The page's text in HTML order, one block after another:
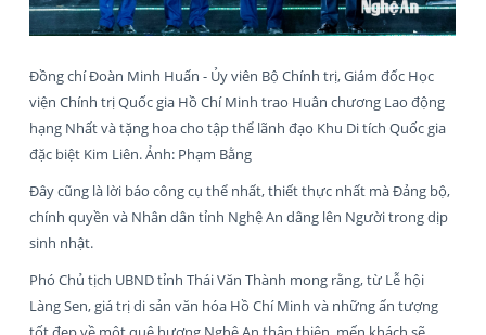
Đồng chí Đoàn Minh Huấn - Ủy viên Bộ Chính trị, Giám đốc Học
viện Chính trị Quốc gia Hồ Chí Minh trao Huân chương Lao động
hạng Nhất và tặng hoa cho tập thể lãnh đạo Khu Di tích Quốc gia
đặc biệt Kim Liên. Ảnh: Phạm Bằng
Đây cũng là lời báo công cụ thể nhất, thiết thực nhất mà Đảng bộ,
chính quyền và Nhân dân tỉnh Nghệ An dâng lên Người trong dịp
sinh nhật.
Phó Chủ tịch UBND tỉnh Thái Văn Thành mong rằng, từ Lễ hội
Làng Sen, giá trị di sản văn hóa Hồ Chí Minh và những ấn tượng